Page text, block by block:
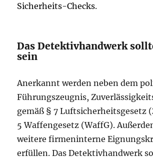
Sicherheits-Checks.
Das Detektivhandwerk
sein
Anerkannt werden neben dem
Führungszeugnis,
gemäß § 7 Luftsicherheitsgesetz
5 Waffengesetz (WaffG).
weitere firmeninterne
erfüllen. Das Detektivhandwerk